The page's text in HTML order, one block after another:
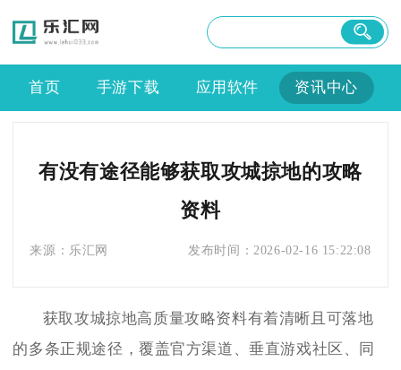
首页 手游下载 应用软件 资讯中心
有没有途径能够获取攻城掠地的攻略
资料
来源： 乐汇网 发布时间： 2026-02-16 15:22:08
获取攻城掠地高质量攻略资料有着清晰且可落地
的多条正规途径，覆盖官方渠道、垂直游戏社区、同